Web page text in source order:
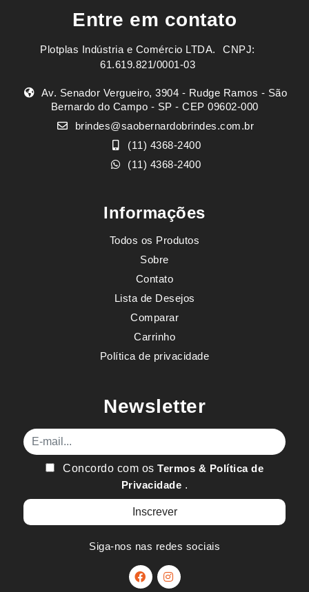
Entre em contato
Plotplas Indústria e Comércio LTDA. ㅤㅤㅤ CNPJ:
61.619.821/0001-03
Av. Senador Vergueiro, 3904 - Rudge Ramos - São
Bernardo do Campo - SP - CEP 09602-000
brindes@saobernardobrindes.com.br
(11) 4368-2400
(11) 4368-2400
Informações
Todos os Produtos
Sobre
Contato
Lista de Desejos
Comparar
Carrinho
Política de privacidade
Newsletter
E-mail
Concordo com osTermos & Política de
Privacidade .
Siga-nos nas redes sociais